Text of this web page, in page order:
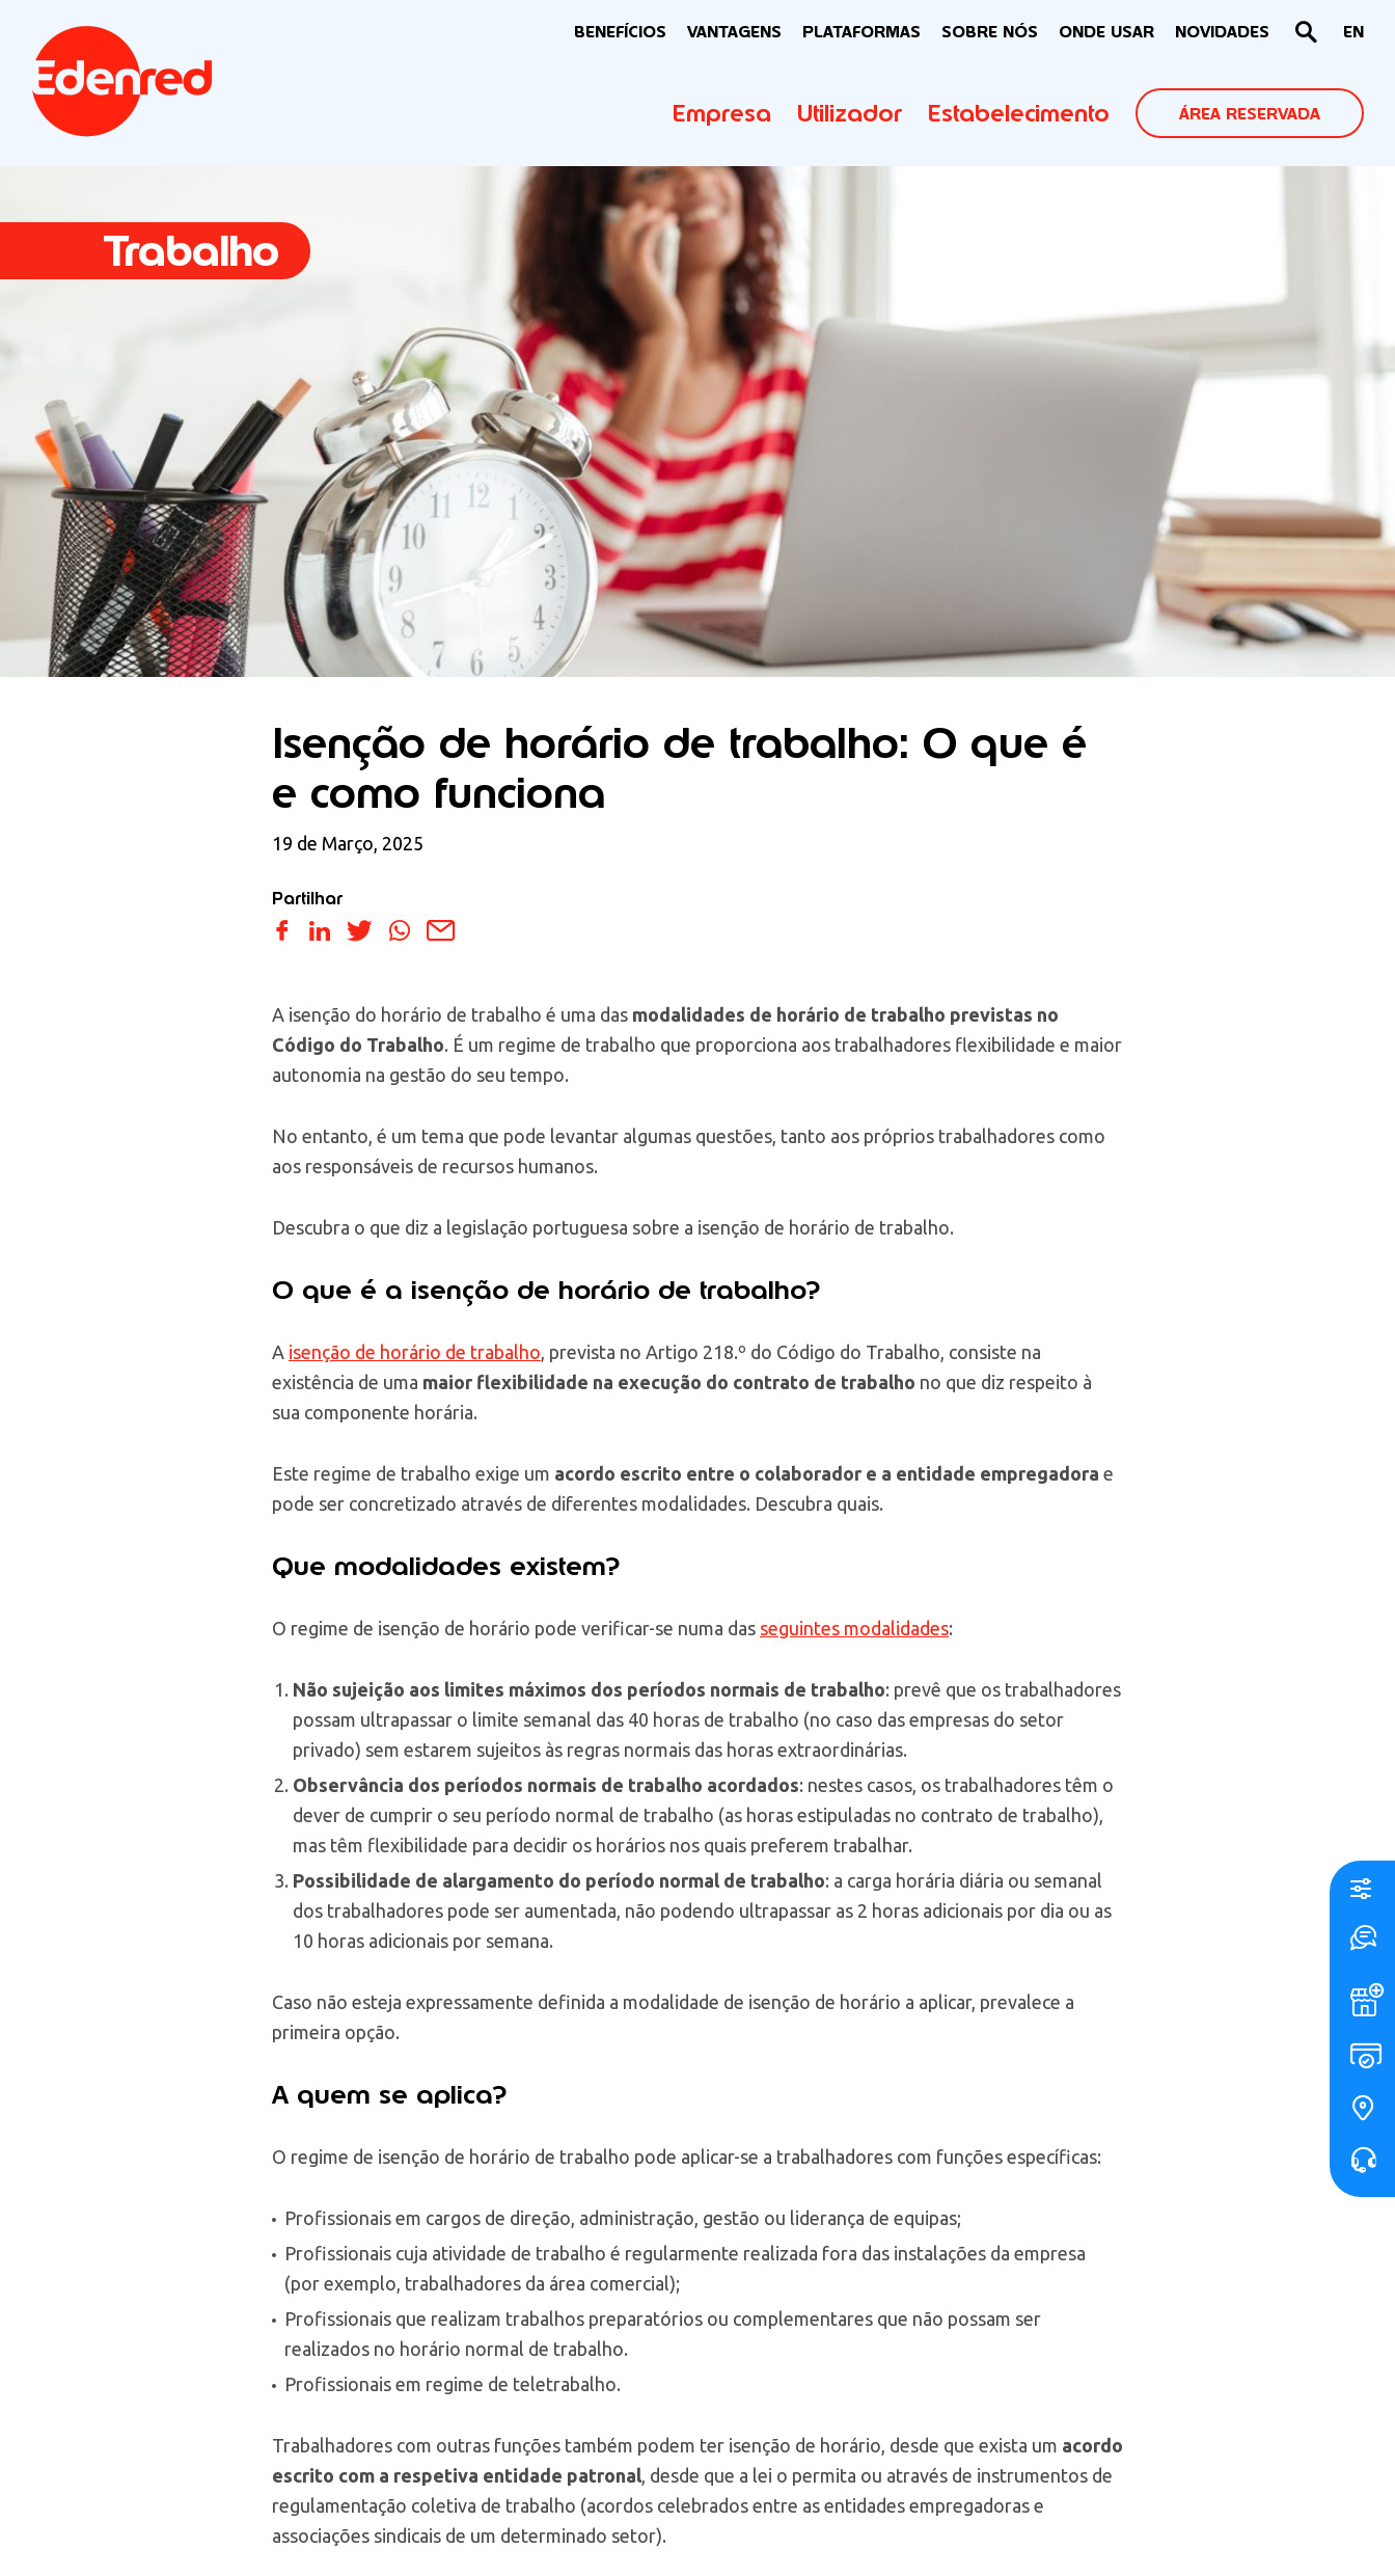
BENEFÍCIOS VANTAGENS PLATAFORMAS SOBRE NÓS ONDE USAR NOVIDADES EN
Empresa Utilizador Estabelecimento ÁREA RESERVADA
Trabalho
Isenção de horário de trabalho: O que é
e como funciona
19 de Março, 2025
Partilhar
A isenção do horário de trabalho é uma das modalidades de horário de trabalho previstas no
Código do Trabalho. É um regime de trabalho que proporciona aos trabalhadores flexibilidade e maior
autonomia na gestão do seu tempo.
No entanto, é um tema que pode levantar algumas questões, tanto aos próprios trabalhadores como
aos responsáveis de recursos humanos.
Descubra o que diz a legislação portuguesa sobre a isenção de horário de trabalho.
O que é a isenção de horário de trabalho?
A isenção de horário de trabalho , prevista no Artigo 218.º do Código do Trabalho, consiste na
existência de uma maior flexibilidade na execução do contrato de trabalho no que diz respeito à
sua componente horária.
Este regime de trabalho exige um acordo escrito entre o colaborador e a entidade empregadora e
pode ser concretizado através de diferentes modalidades. Descubra quais.
Que modalidades existem?
O regime de isenção de horário pode verificar-se numa das seguintes modalidades:
Não sujeição aos limites máximos dos períodos normais de trabalho: prevê que os trabalhadores
possam ultrapassar o limite semanal das 40 horas de trabalho (no caso das empresas do setor
privado) sem estarem sujeitos às regras normais das horas extraordinárias.
Observância dos períodos normais de trabalho acordados: nestes casos, os trabalhadores têm o
dever de cumprir o seu período normal de trabalho (as horas estipuladas no contrato de trabalho),
mas têm flexibilidade para decidir os horários nos quais preferem trabalhar.
Possibilidade de alargamento do período normal de trabalho: a carga horária diária ou semanal
dos trabalhadores pode ser aumentada, não podendo ultrapassar as 2 horas adicionais por dia ou as
10 horas adicionais por semana.
Caso não esteja expressamente definida a modalidade de isenção de horário a aplicar, prevalece a
primeira opção.
A quem se aplica?
O regime de isenção de horário de trabalho pode aplicar-se a trabalhadores com funções específicas:
Profissionais em cargos de direção, administração, gestão ou liderança de equipas;
Profissionais cuja atividade de trabalho é regularmente realizada fora das instalações da empresa
(por exemplo, trabalhadores da área comercial);
Profissionais que realizam trabalhos preparatórios ou complementares que não possam ser
realizados no horário normal de trabalho.
Profissionais em regime de teletrabalho.
Trabalhadores com outras funções também podem ter isenção de horário, desde que exista um acordo
escrito com a respetiva entidade patronal , desde que a lei o permita ou através de instrumentos de
regulamentação coletiva de trabalho (acordos celebrados entre as entidades empregadoras e
associações sindicais de um determinado setor).